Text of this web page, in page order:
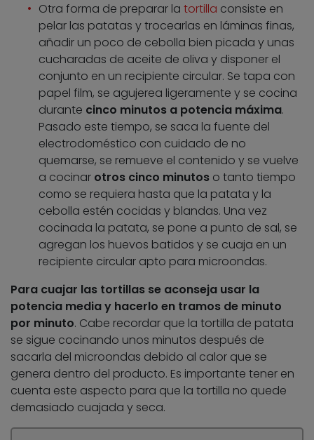
Otra forma de preparar la tortilla consiste en
pelar las patatas y trocearlas en láminas finas,
añadir un poco de cebolla bien picada y unas
cucharadas de aceite de oliva y disponer el
conjunto en un recipiente circular. Se tapa con
papel film, se agujerea ligeramente y se cocina
durante cinco minutos a potencia máxima.
Pasado este tiempo, se saca la fuente del
electrodoméstico con cuidado de no
quemarse, se remueve el contenido y se vuelve
a cocinar otros cinco minutos o tanto tiempo
como se requiera hasta que la patata y la
cebolla estén cocidas y blandas. Una vez
cocinada la patata, se pone a punto de sal, se
agregan los huevos batidos y se cuaja en un
recipiente circular apto para microondas.
Para cuajar las tortillas se aconseja usar la
potencia media y hacerlo en tramos de minuto
por minuto. Cabe recordar que la tortilla de patata
se sigue cocinando unos minutos después de
sacarla del microondas debido al calor que se
genera dentro del producto. Es importante tener en
cuenta este aspecto para que la tortilla no quede
demasiado cuajada y seca.